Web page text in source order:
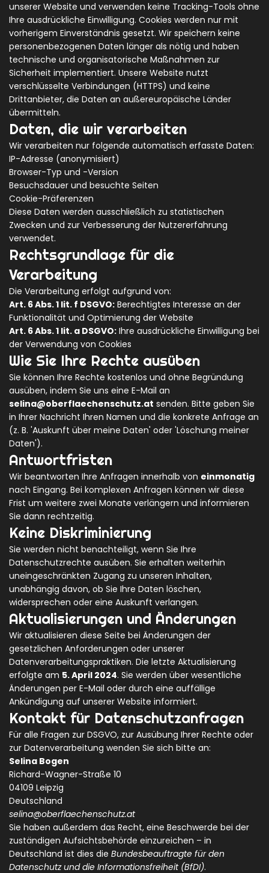
unserer Website und verwenden keine Tracking-Tools ohne
Ihre ausdrückliche Einwilligung. Cookies werden nur mit
vorherigem Einverständnis gesetzt. Wir speichern keine
personenbezogenen Daten länger als nötig und haben
technische und organisatorische Maßnahmen zur
Sicherheit implementiert. Unsere Website nutzt
verschlüsselte Verbindungen (HTTPS) und keine
Drittanbieter, die Daten an außereuropäische Länder
übermitteln.
Daten, die wir verarbeiten
Wir verarbeiten nur folgende automatisch erfasste Daten:
IP-Adresse (anonymisiert)
Browser-Typ und -Version
Besuchsdauer und besuchte Seiten
Cookie-Präferenzen
Diese Daten werden ausschließlich zu statistischen
Zwecken und zur Verbesserung der Nutzererfahrung
verwendet.
Rechtsgrundlage für die
Verarbeitung
Die Verarbeitung erfolgt aufgrund von:
Art. 6 Abs. 1 lit. f DSGVO: Berechtigtes Interesse an der
Funktionalität und Optimierung der Website
Art. 6 Abs. 1 lit. a DSGVO: Ihre ausdrückliche Einwilligung bei
der Verwendung von Cookies
Wie Sie Ihre Rechte ausüben
Sie können Ihre Rechte kostenlos und ohne Begründung
ausüben, indem Sie uns eine E-Mail an
selina@oberflaechenschutz.at senden. Bitte geben Sie
in Ihrer Nachricht Ihren Namen und die konkrete Anfrage an
(z. B. 'Auskunft über meine Daten' oder 'Löschung meiner
Daten').
Antwortfristen
Wir beantworten Ihre Anfragen innerhalb von einmonatig
nach Eingang. Bei komplexen Anfragen können wir diese
Frist um weitere zwei Monate verlängern und informieren
Sie dann rechtzeitig.
Keine Diskriminierung
Sie werden nicht benachteiligt, wenn Sie Ihre
Datenschutzrechte ausüben. Sie erhalten weiterhin
uneingeschränkten Zugang zu unseren Inhalten,
unabhängig davon, ob Sie Ihre Daten löschen,
widersprechen oder eine Auskunft verlangen.
Aktualisierungen und Änderungen
Wir aktualisieren diese Seite bei Änderungen der
gesetzlichen Anforderungen oder unserer
Datenverarbeitungspraktiken. Die letzte Aktualisierung
erfolgte am 5. April 2024. Sie werden über wesentliche
Änderungen per E-Mail oder durch eine auffällige
Ankündigung auf unserer Website informiert.
Kontakt für Datenschutzanfragen
Für alle Fragen zur DSGVO, zur Ausübung Ihrer Rechte oder
zur Datenverarbeitung wenden Sie sich bitte an:
Selina Bogen
Richard-Wagner-Straße 10
04109 Leipzig
Deutschland
selina@oberflaechenschutz.at
Sie haben außerdem das Recht, eine Beschwerde bei der
zuständigen Aufsichtsbehörde einzureichen – in
Deutschland ist dies die Bundesbeauftragte für den
Datenschutz und die Informationsfreiheit (BfDI).